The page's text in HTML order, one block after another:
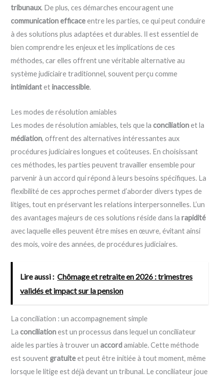
tribunaux. De plus, ces démarches encouragent une
communication efficaceentre les parties, ce qui peut conduire
à des solutions plus adaptées et durables. Il est essentiel de
bien comprendre les enjeux et les implications de ces
méthodes, car elles offrent une véritable alternative au
système judiciaire traditionnel, souvent perçu comme
intimidantetinaccessible.
Les modes de résolution amiables
Les modes de résolution amiables, tels que laconciliationet la
médiation, offrent des alternatives intéressantes aux
procédures judiciaires longues et coûteuses. En choisissant
ces méthodes, les parties peuvent travailler ensemble pour
parvenir à un accord qui répond à leurs besoins spécifiques. La
flexibilité de ces approches permet d’aborder divers types de
litiges, tout en préservant les relations interpersonnelles. L’un
des avantages majeurs de ces solutions réside dans larapidité
avec laquelle elles peuvent être mises en œuvre, évitant ainsi
des mois, voire des années, de procédures judiciaires.
Lire aussi : Chômage et retraite en 2026 : trimestres
validés et impact sur la pension
La conciliation : un accompagnement simple
Laconciliationest un processus dans lequel un conciliateur
aide les parties à trouver unaccordamiable. Cette méthode
est souventgratuiteet peut être initiée à tout moment, même
lorsque le litige est déjà devant un tribunal. Le conciliateur joue